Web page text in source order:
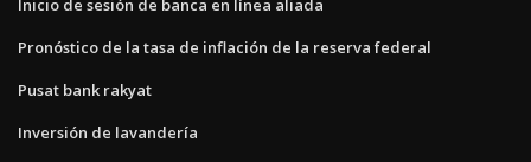
Inicio de sesión de banca en línea aliada
Pronóstico de la tasa de inflación de la reserva federal
Pusat bank rakyat
Inversión de lavandería